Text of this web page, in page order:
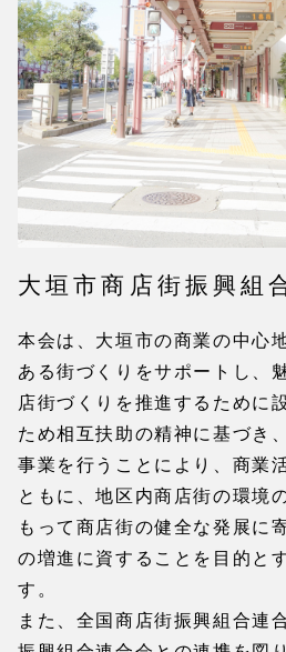
大垣市商店街振興組
本会は、大垣市の商業の中心
ある街づくりをサポートし、
店街づくりを推進するために
ため相互扶助の精神に基づき
事業を行うことにより、商業
ともに、地区内商店街の環境
もって商店街の健全な発展に
の増進に資することを目的と
す。
また、全国商店街振興組合連